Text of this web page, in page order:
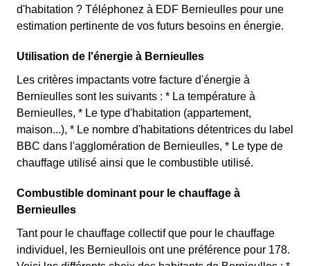
d'habitation ? Téléphonez à EDF Bernieulles pour une
estimation pertinente de vos futurs besoins en énergie.
Utilisation de l'énergie à Bernieulles
Les critères impactants votre facture d'énergie à
Bernieulles sont les suivants : * La température à
Bernieulles, * Le type d'habitation (appartement,
maison...), * Le nombre d'habitations détentrices du label
BBC dans l'agglomération de Bernieulles, * Le type de
chauffage utilisé ainsi que le combustible utilisé.
Combustible dominant pour le chauffage à
Bernieulles
Tant pour le chauffage collectif que pour le chauffage
individuel, les Bernieullois ont une préférence pour 178.